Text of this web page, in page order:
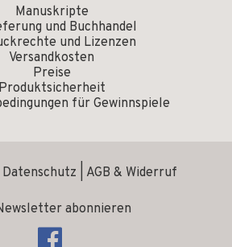
Manuskripte
und Buchhandel
und Lizenzen
Versandkosten
Preise
Produktsicherheit
für Gewinnspiele
Datenschutz AGB & Widerruf
abonnieren